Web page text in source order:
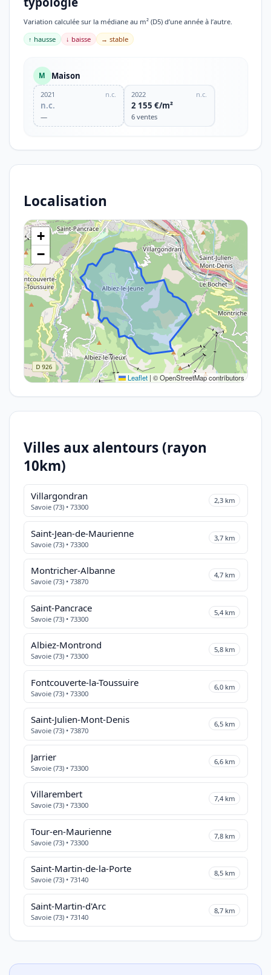
Variation calculée sur la médiane au m² (D5) d’une année à l’autre.
↑ hausse
↓ baisse → stable
M Maison
2021 n.c.
n.c.
—
2022 n.c.
2 155 €/m²
6 ventes
Localisation
+
−
Leaflet | © OpenStreetMap contributors
Villes aux alentours (rayon
10km)
Villargondran
Savoie (73) • 73300
2,3 km
Saint-Jean-de-Maurienne
Savoie (73) • 73300
3,7 km
Montricher-Albanne
Savoie (73) • 73870
4,7 km
Saint-Pancrace
Savoie (73) • 73300
5,4 km
Albiez-Montrond
Savoie (73) • 73300
5,8 km
Fontcouverte-la-Toussuire
Savoie (73) • 73300
6,0 km
Saint-Julien-Mont-Denis
Savoie (73) • 73870
6,5 km
Jarrier
Savoie (73) • 73300
6,6 km
Villarembert
Savoie (73) • 73300
7,4 km
Tour-en-Maurienne
Savoie (73) • 73300
7,8 km
Saint-Martin-de-la-Porte
Savoie (73) • 73140
8,5 km
Saint-Martin-d'Arc
Savoie (73) • 73140
8,7 km